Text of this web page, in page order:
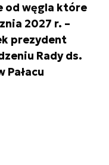
od węgla które
2027 r. –
prezydent
Rady ds.
Pałacu